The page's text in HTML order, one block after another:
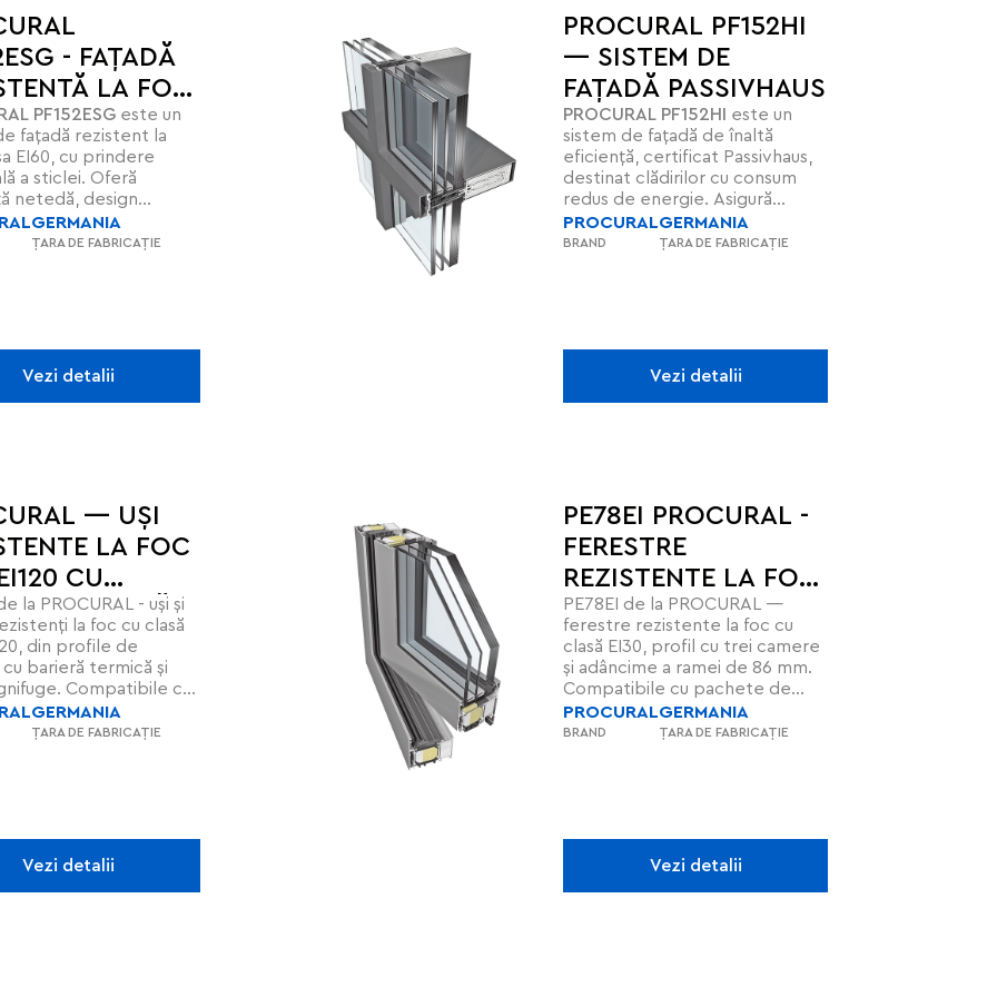
- FAȚADĂ
LA FOC
PF152ESG
fațadă rezistent la
EI60, cu prindere
a sticlei. Oferă
netedă, design
protecție avansată
alumosilicate și benzi
arhitecturale
GERMANIA
ȚARA DE FABRICAȚIE
Vezi detalii
PROCURAL PF152HI
— SISTEM DE
FAȚADĂ PASSIVHAUS
PROCURAL PF152HI
sistem de fațadă de înaltă
eficiență, certificat Passivhaus,
destinat clădirilor cu consum
redus de energie. Asigură
izolație termică excelentă (Ucw
de la 0,62 W/m²K), etanșeitate
complexe, combină eficiența
energetică cu estetica și
PROCURAL
BRAND
GERMANIA
ȚARA DE FABRICAȚIE
Vezi detalii
— UȘI
LA FOC
CU
TERMICĂ
la PROCURAL - uși și
la foc cu clasă
din profile de
cu barieră termică și
Compatibile cu
de 14–62 mm, oferă
împotriva focului,
GERMANIA
ȚARA DE FABRICAȚIE
Vezi detalii
PE78EI PROCURAL -
FERESTRE
REZISTENTE LA FOC
EI30 CU IZOLAȚIE
TERMICĂ
PE78EI de la PROCURAL —
ferestre rezistente la foc cu
clasă EI30, profil cu trei camere
și adâncime a ramei de 86 mm.
Compatibile cu pachete de
sticlă de până la 60 mm, oferă
izolație termică Uw = 0,9
PROCURAL
BRAND
GERMANIA
ȚARA DE FABRICAȚIE
Vezi detalii